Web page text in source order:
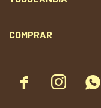
  
COMPRAR